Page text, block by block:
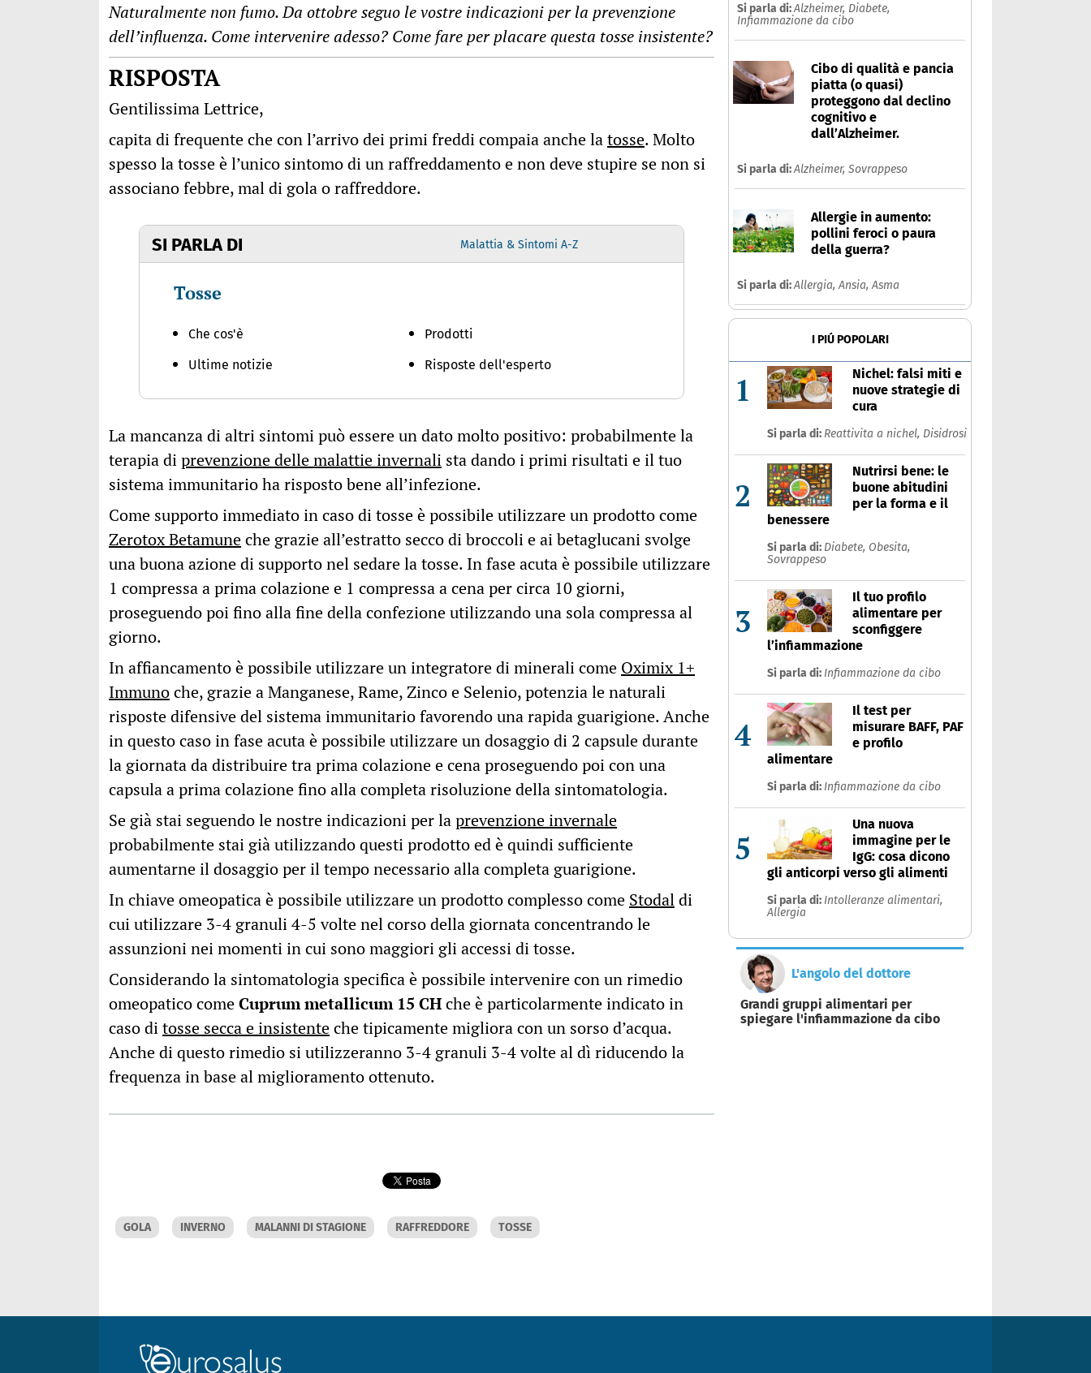
Naturalmente non fumo. Da ottobre seguo le vostre indicazioni per la prevenzione
dell’influenza. Come intervenire adesso? Come fare per placare questa tosse insistente?
RISPOSTA
Gentilissima Lettrice,
capita di frequente che con l’arrivo dei primi freddi compaia anche latosse. Molto
spesso la tosse è l’unico sintomo di un raffreddamento e non deve stupire se non si
associano febbre, mal di gola o raffreddore.
SI PARLA DI Malattia & Sintomi A-Z
Tosse
Che cos'è
Ultime notizie
Prodotti
Risposte dell'esperto
La mancanza di altri sintomi può essere un dato molto positivo: probabilmente la
terapia diprevenzione delle malattie invernali sta dando i primi risultati e il tuo
sistema immunitario ha risposto bene all’infezione.
Come supporto immediato in caso di tosse è possibile utilizzare un prodotto come
Zerotox Betamuneche grazie all’estratto secco di broccoli e ai betaglucani svolge
una buona azione di supporto nel sedare la tosse. In fase acuta è possibile utilizzare
1 compressa a prima colazione e 1 compressa a cena per circa 10 giorni,
proseguendo poi fino alla fine della confezione utilizzando una sola compressa al
giorno.
In affiancamento è possibile utilizzare un integratore di minerali come Oximix 1+
Immunoche, grazie a Manganese, Rame, Zinco e Selenio, potenzia le naturali
risposte difensive del sistema immunitario favorendo una rapida guarigione. Anche
in questo caso in fase acuta è possibile utilizzare un dosaggio di 2 capsule durante
la giornata da distribuire tra prima colazione e cena proseguendo poi con una
capsula a prima colazione fino alla completa risoluzione della sintomatologia.
Se già stai seguendo le nostre indicazioni per laprevenzione invernale
probabilmente stai già utilizzando questi prodotto ed è quindi sufficiente
aumentarne il dosaggio per il tempo necessario alla completa guarigione.
In chiave omeopatica è possibile utilizzare un prodotto complesso come Stodaldi
cui utilizzare 3-4 granuli 4-5 volte nel corso della giornata concentrando le
assunzioni nei momenti in cui sono maggiori gli accessi di tosse.
Considerando la sintomatologia specifica è possibile intervenire con un rimedio
omeopatico comeCuprum metallicum 15 CHche è particolarmente indicato in
caso ditosse secca e insistenteche tipicamente migliora con un sorso d’acqua.
Anche di questo rimedio si utilizzeranno 3-4 granuli 3-4 volte al dì riducendo la
frequenza in base al miglioramento ottenuto.
GOLA INVERNO MALANNI DI STAGIONE RAFFREDDORE TOSSE
Si parla di:Alzheimer, Diabete,
Infiammazione da cibo
Cibo di qualità e pancia
piatta (o quasi)
proteggono dal declino
cognitivo e
dall’Alzheimer.
Si parla di:Alzheimer, Sovrappeso
Allergie in aumento:
pollini feroci o paura
della guerra?
Si parla di:Allergia,Ansia,Asma
I PIÚ POPOLARI
1
Nichel: falsi miti e
nuove strategie di
cura
Si parla di: Reattivita a nichel, Disidrosi
2
Nutrirsi bene: le
buone abitudini
per la forma e il
benessere
Si parla di: Diabete, Obesita,
Sovrappeso
3
Il tuo profilo
alimentare per
sconfiggere
l’infiammazione
Si parla di: Infiammazione da cibo
4
Il test per
misurare BAFF, PAF
e profilo
alimentare
Si parla di: Infiammazione da cibo
5
Una nuova
immagine per le
IgG: cosa dicono
gli anticorpi verso gli alimenti
Si parla di: Intolleranze alimentari,
Allergia
L'angolo del dottore
Grandi gruppi alimentari per
spiegare l'infiammazione da cibo